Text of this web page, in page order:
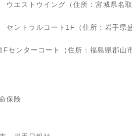
ウエストウイング（住所：宮城県名
セントラルコート1F（住所：岩手県
センターコート（住所：福島県郡山
保険